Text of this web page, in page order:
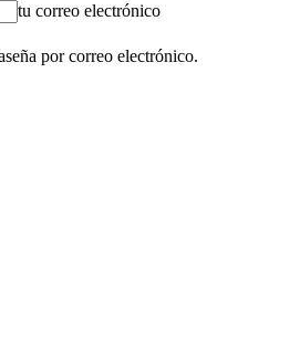
tu correo electrónico
por correo electrónico.